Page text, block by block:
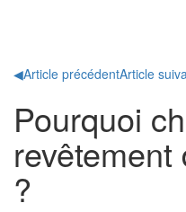
◀Article précédentArticle
Pourquoi
?